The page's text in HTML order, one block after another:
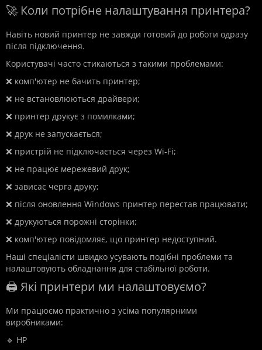
🚀 Коли потрібне налаштування принтера?
Навіть новий принтер не завжди готовий до роботи одразу
після підключення.
Користувачі часто стикаються з такими проблемами:
❌ комп'ютер не бачить принтер;
❌ не встановлюються драйвери;
❌ принтер друкує з помилками;
❌ друк не запускається;
❌ пристрій не підключається через Wi-Fi;
❌ не працює мережевий друк;
❌ зависає черга друку;
❌ після оновлення Windows принтер перестав працювати;
❌ друкуються порожні сторінки;
❌ комп'ютер повідомляє, що принтер недоступний.
Наші спеціалісти швидко усувають подібні проблеми та
налаштовують обладнання для стабільної роботи.
🖨️ Які принтери ми налаштовуємо?
Ми працюємо практично з усіма популярними
виробниками:
🔹 HP